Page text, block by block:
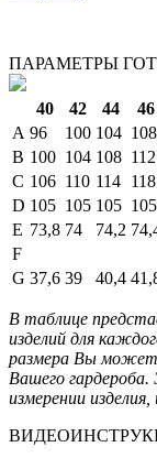
ПАРАМЕТРЫ
40 42 44 46
A 96 100 104 108
B 100 104 108 112
C 106 110 114 118
D 105 105 105 105
E 73,8 74 74,2
F
G 37,6 39 40,4
В таблице
изделий для
размера Вы
Вашего
измерении